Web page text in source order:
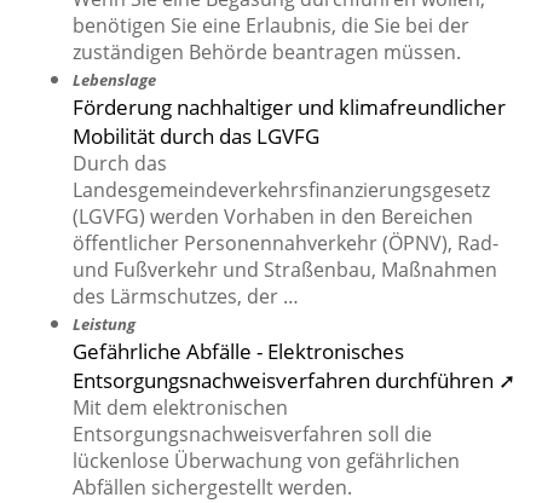
benötigen Sie eine Erlaubnis, die Sie bei der
zuständigen Behörde beantragen müssen.
Lebenslage
Förderung nachhaltiger und klimafreundlicher
Mobilität durch das LGVFG
Durch das
Landesgemeindeverkehrsfinanzierungsgesetz
(LGVFG) werden Vorhaben in den Bereichen
öffentlicher Personennahverkehr (ÖPNV), Rad-
und Fußverkehr und Straßenbau, Maßnahmen
des Lärmschutzes, der …
Leistung
Gefährliche Abfälle - Elektronisches
Entsorgungsnachweisverfahren durchführen ➚
Mit dem elektronischen
Entsorgungsnachweisverfahren soll die
lückenlose Überwachung von gefährlichen
Abfällen sichergestellt werden.